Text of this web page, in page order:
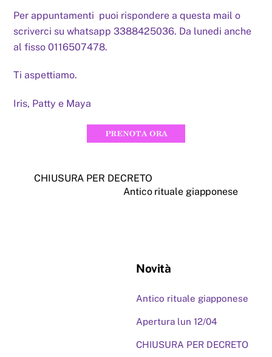
Per appuntamenti puoi rispondere a questa mail o
scriverci su whatsapp 3388425036. Da lunedi anche
al fisso 0116507478.
Ti aspettiamo.
Iris, Patty e Maya
CHIUSURA PER DECRETO
Antico rituale giapponese
Novità
Antico rituale giapponese
Apertura lun 12/04
CHIUSURA PER DECRETO